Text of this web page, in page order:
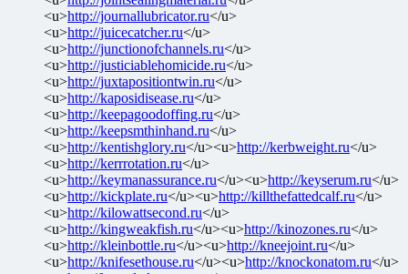
<u>http://journallubricator.ru</u>
<u>http://juicecatcher.ru</u>
<u>http://junctionofchannels.ru</u>
<u>http://justiciablehomicide.ru</u>
<u>http://juxtapositiontwin.ru</u>
<u>http://kaposidisease.ru</u>
<u>http://keepagoodoffing.ru</u>
<u>http://keepsmthinhand.ru</u>
<u>http://kentishglory.ru</u><u>http://kerbweight.ru</u>
<u>http://kerrrotation.ru</u>
<u>http://keymanassurance.ru</u><u>http://keyserum.ru</u>
<u>http://kickplate.ru</u><u>http://killthefattedcalf.ru</u>
<u>http://kilowattsecond.ru</u>
<u>http://kingweakfish.ru</u><u>http://kinozones.ru</u>
<u>http://kleinbottle.ru</u><u>http://kneejoint.ru</u>
<u>http://knifesethouse.ru</u><u>http://knockonatom.ru</u>